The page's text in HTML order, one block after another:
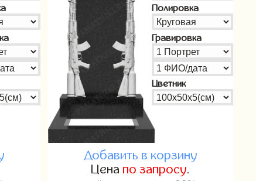
Полировка
Гравировка
Цветник
Добавить в корзину
Цена по запросу.